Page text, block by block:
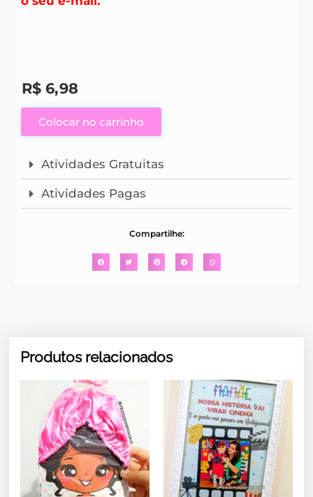
R$ 6,98
Colocar no carrinho
Atividades Gratuitas
Atividades Pagas
Compartilhe:
Produtos relacionados